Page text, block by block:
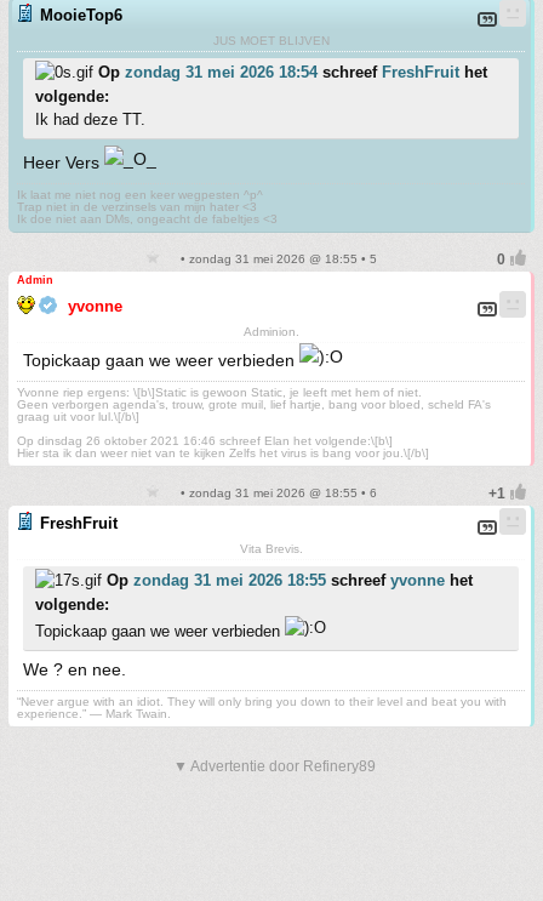
MooieTop6
JUS MOET BLIJVEN
Op zondag 31 mei 2026 18:54schreef FreshFruithet
volgende:
Ik had deze TT.
Heer Vers
Ik laat me niet nog een keer wegpesten ^p^
Trap niet in de verzinsels van mijn hater <3
Ik doe niet aan DMs, ongeacht de fabeltjes <3
• zondag 31 mei 2026 @ 18:55 • 5
Admin
yvonne
Adminion.
Topickaap gaan we weer verbieden
Yvonne riep ergens: \[b\]Static is gewoon Static, je leeft met hem of niet.
Geen verborgen agenda's, trouw, grote muil, lief hartje, bang voor bloed, scheld FA's
graag uit voor lul.\[/b\]
Op dinsdag 26 oktober 2021 16:46 schreef Elan het volgende:\[b\]
Hier sta ik dan weer niet van te kijken Zelfs het virus is bang voor jou.\[/b\]
• zondag 31 mei 2026 @ 18:55 • 6
FreshFruit
Vita Brevis.
Op zondag 31 mei 2026 18:55 schreef yvonne het
volgende:
Topickaap gaan we weer verbieden
We ? en nee.
“Never argue with an idiot. They will only bring you down to their level and beat you with
experience.” ― Mark Twain.
▼ Advertentie door Refinery89